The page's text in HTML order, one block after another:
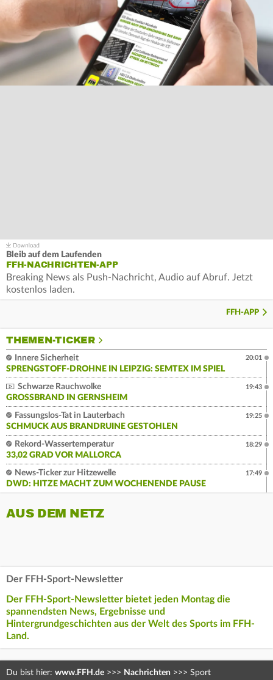
Bleib auf dem Laufenden
FFH-NACHRICHTEN-APP
Breaking News als Push-Nachricht, Audio auf Abruf. Jetzt
kostenlos laden.
FFH-APP
THEMEN-TICKER
Innere Sicherheit
SPRENGSTOFF-DROHNE IN LEIPZIG: SEMTEX IM SPIEL
20:01
Schwarze Rauchwolke
GROSSBRAND IN GERNSHEIM
19:43
Fassungslos-Tat in Lauterbach
SCHMUCK AUS BRANDRUINE GESTOHLEN
19:25
Rekord-Wassertemperatur
33,02 GRAD VOR MALLORCA
18:29
News-Ticker zur Hitzewelle
DWD: HITZE MACHT ZUM WOCHENENDE PAUSE
17:49
AUS DEM NETZ
Der FFH-Sport-Newsletter
Der FFH-Sport-Newsletter bietet jeden Montag die
spannendsten News, Ergebnisse und
Hintergrundgeschichten aus der Welt des Sports im FFH-
Land.
Du bist hier: www.FFH.de >>> Nachrichten >>> Sport